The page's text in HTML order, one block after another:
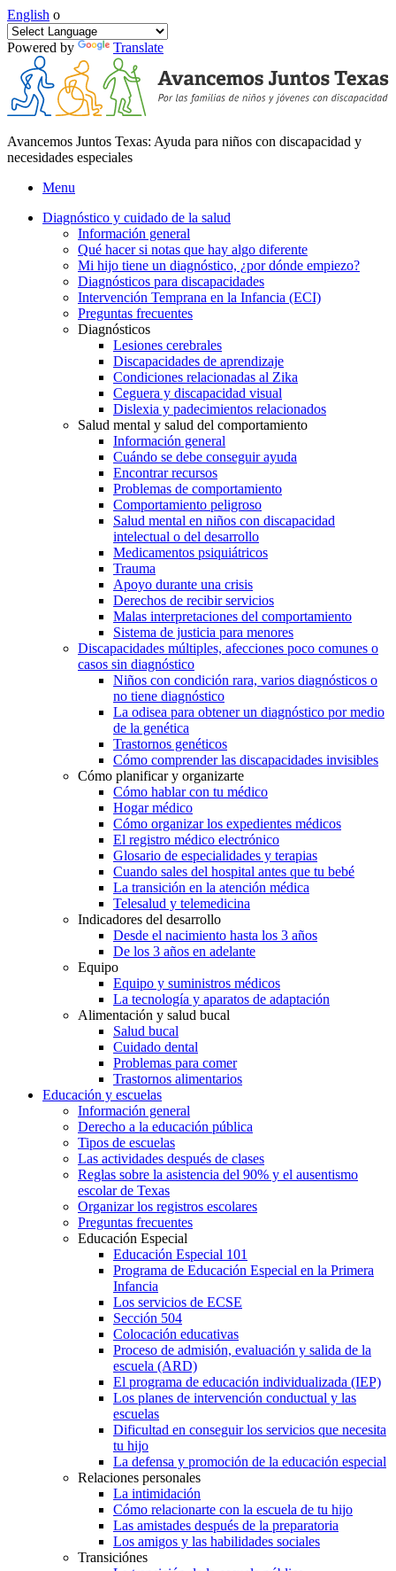
English o
Powered by Translate
Avancemos Juntos Texas: Ayuda para niños con discapacidad y
necesidades especiales
Menu
Diagnóstico y cuidado de la salud
Información general
Qué hacer si notas que hay algo diferente
Mi hijo tiene un diagnóstico, ¿por dónde empiezo?
Diagnósticos para discapacidades
Intervención Temprana en la Infancia (ECI)
Preguntas frecuentes
Diagnósticos
Lesiones cerebrales
Discapacidades de aprendizaje
Condiciones relacionadas al Zika
Ceguera y discapacidad visual
Dislexia y padecimientos relacionados
Salud mental y salud del comportamiento
Información general
Cuándo se debe conseguir ayuda
Encontrar recursos
Problemas de comportamiento
Comportamiento peligroso
Salud mental en niños con discapacidad
intelectual o del desarrollo
Medicamentos psiquiátricos
Trauma
Apoyo durante una crisis
Derechos de recibir servicios
Malas interpretaciones del comportamiento
Sistema de justicia para menores
Discapacidades múltiples, afecciones poco comunes o
casos sin diagnóstico
Niños con condición rara, varios diagnósticos o
no tiene diagnóstico
La odisea para obtener un diagnóstico por medio
de la genética
Trastornos genéticos
Cómo comprender las discapacidades invisibles
Cómo planificar y organizarte
Cómo hablar con tu médico
Hogar médico
Cómo organizar los expedientes médicos
El registro médico electrónico
Glosario de especialidades y terapias
Cuando sales del hospital antes que tu bebé
La transición en la atención médica
Telesalud y telemedicina
Indicadores del desarrollo
Desde el nacimiento hasta los 3 años
De los 3 años en adelante
Equipo
Equipo y suministros médicos
La tecnología y aparatos de adaptación
Alimentación y salud bucal
Salud bucal
Cuidado dental
Problemas para comer
Trastornos alimentarios
Educación y escuelas
Información general
Derecho a la educación pública
Tipos de escuelas
Las actividades después de clases
Reglas sobre la asistencia del 90% y el ausentismo
escolar de Texas
Organizar los registros escolares
Preguntas frecuentes
Educación Especial
Educación Especial 101
Programa de Educación Especial en la Primera
Infancia
Los servicios de ECSE
Sección 504
Colocación educativas
Proceso de admisión, evaluación y salida de la
escuela (ARD)
El programa de educación individualizada (IEP)
Los planes de intervención conductual y las
escuelas
Dificultad en conseguir los servicios que necesita
tu hijo
La defensa y promoción de la educación especial
Relaciones personales
La intimidación
Cómo relacionarte con la escuela de tu hijo
Las amistades después de la preparatoria
Los amigos y las habilidades sociales
Transiciónes